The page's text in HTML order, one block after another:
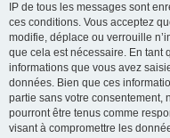
IP de tous les messages sont
ces conditions. Vous acceptez
modifie, déplace ou verrouille
que cela est nécessaire. En tant
informations que vous avez
données. Bien que ces
partie sans votre consentement,
pourront être tenus comme
visant à compromettre les